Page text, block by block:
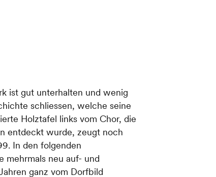
ist gut unterhalten und wenig
schliessen, welche seine
Holztafel links vom Chor, die
entdeckt wurde, zeugt noch
In den folgenden
mehrmals neu auf- und
ganz vom Dorfbild